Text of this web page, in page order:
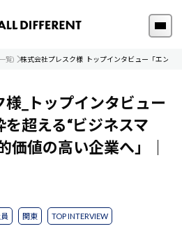
覧) 株式会社プレスク様_トップインタビュー「エンジ
_トップインタビュー
を超える“ビジネスマ
価値の高い企業へ」｜
関東 TOP INTERVIEW